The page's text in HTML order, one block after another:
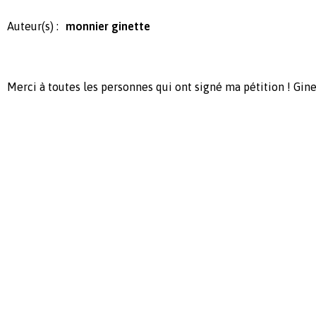
Auteur(s) : monnier ginette
Merci à toutes les personnes qui ont signé ma pétition !